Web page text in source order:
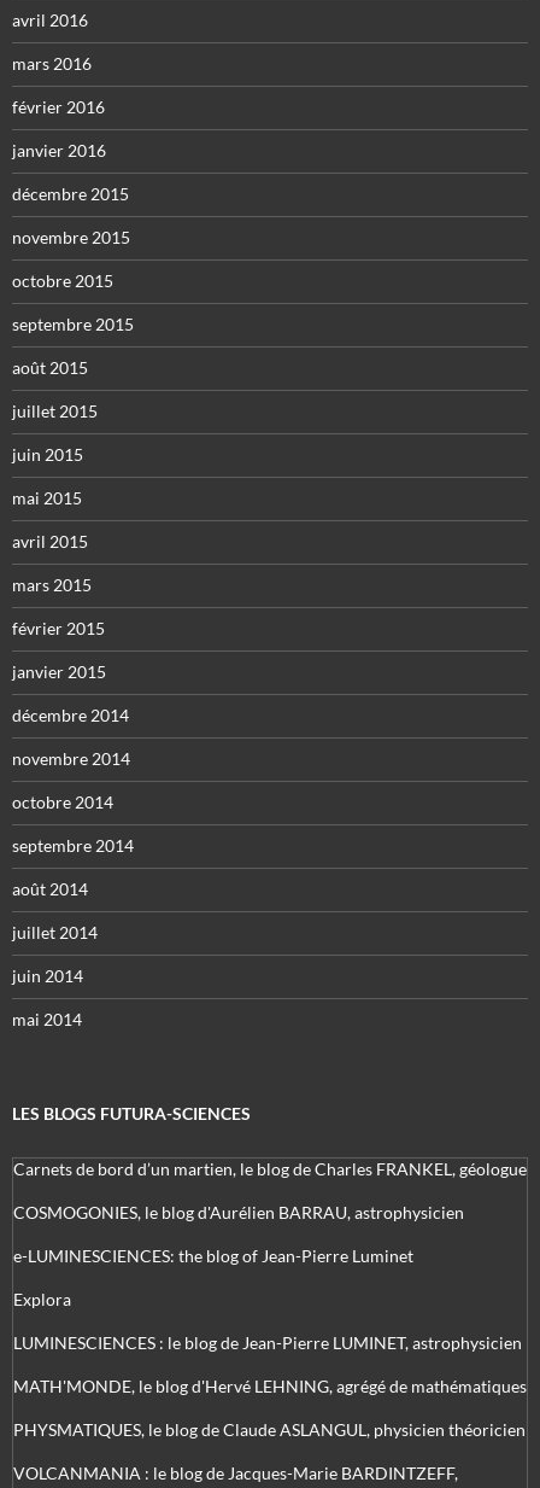
avril 2016
mars 2016
février 2016
janvier 2016
décembre 2015
novembre 2015
octobre 2015
septembre 2015
août 2015
juillet 2015
juin 2015
mai 2015
avril 2015
mars 2015
février 2015
janvier 2015
décembre 2014
novembre 2014
octobre 2014
septembre 2014
août 2014
juillet 2014
juin 2014
mai 2014
LES BLOGS FUTURA-SCIENCES
Carnets de bord d’un martien, le blog de Charles FRANKEL, géologue
COSMOGONIES, le blog d'Aurélien BARRAU, astrophysicien
e-LUMINESCIENCES: the blog of Jean-Pierre Luminet
Explora
LUMINESCIENCES : le blog de Jean-Pierre LUMINET, astrophysicien
MATH'MONDE, le blog d'Hervé LEHNING, agrégé de mathématiques
PHYSMATIQUES, le blog de Claude ASLANGUL, physicien théoricien
VOLCANMANIA : le blog de Jacques-Marie BARDINTZEFF,